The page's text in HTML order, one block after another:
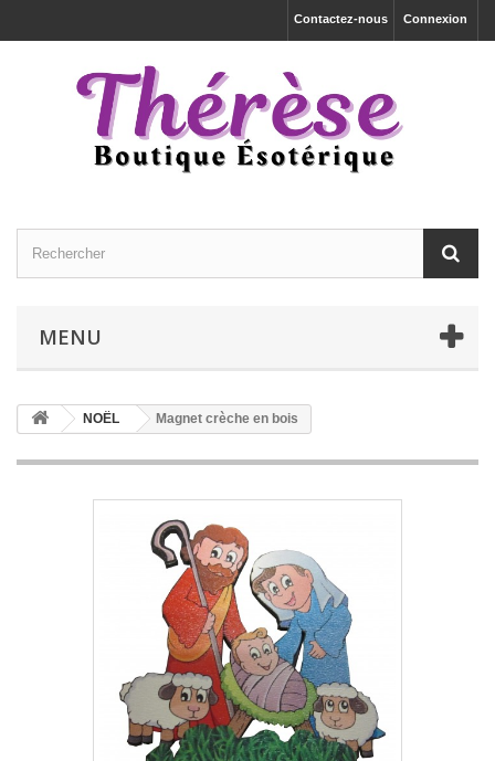
Connexion
Contactez-nous
MENU
NOËL Magnet crèche en bois